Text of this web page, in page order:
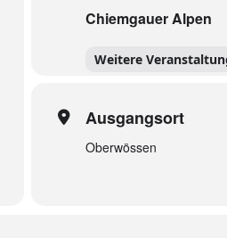
Chiemgauer Alpen
Weitere
Ausgangsort
Oberwössen